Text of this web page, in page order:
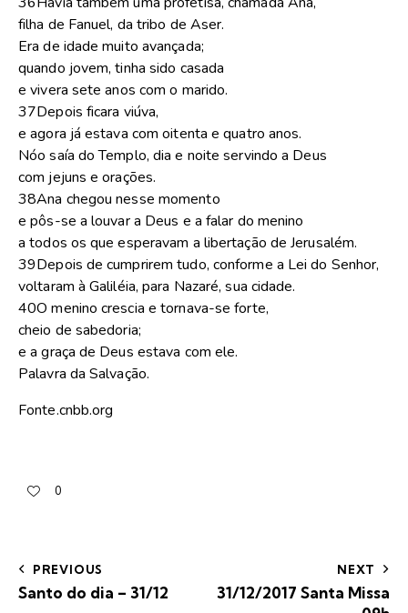
filha de Fanuel, da tribo de Aser.
Era de idade muito avançada;
quando jovem, tinha sido casada
e vivera sete anos com o marido.
37Depois ficara viúva,
e agora já estava com oitenta e quatro anos.
Nóo saía do Templo, dia e noite servindo a Deus
com jejuns e orações.
38Ana chegou nesse momento
e pôs-se a louvar a Deus e a falar do menino
a todos os que esperavam a libertação de Jerusalém.
39Depois de cumprirem tudo, conforme a Lei do Senhor,
voltaram à Galiléia, para Nazaré, sua cidade.
40O menino crescia e tornava-se forte,
cheio de sabedoria;
e a graça de Deus estava com ele.
Palavra da Salvação.
Fonte.cnbb.org
0
PREVIOUS
Santo do dia – 31/12
NEXT
31/12/2017 Santa Missa